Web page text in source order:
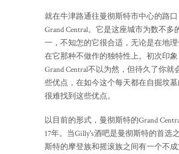
就在牛津路通往曼彻斯特市中心的路
Grand Central。它是这座城市为数不多
一，不知怎的它很合适，无论是在地
在它那种不做作的独特性上。初次印
Grand Central不以为然，但待久了你就
些优点，在如今这个每天都在自掘坟
很难找到这些优点。
以目前的形式，曼彻斯特的Grand
17年。当Gilly's酒吧是曼彻斯特的首选
斯特的摩登族和摇滚族之间有一个不成